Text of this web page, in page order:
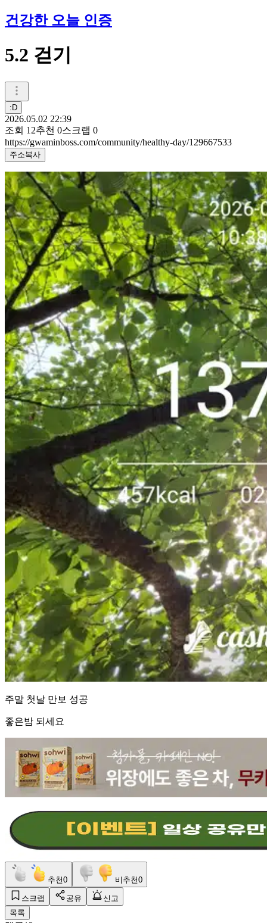
건강한 오늘 인증
5.2 걷기
:D
2026.05.02 22:39
조회 12추천 0스크랩 0
https://gwaminboss.com/community/healthy-day/129667533
주소복사
주말 첫날 만보 성공
좋은밤 되세요
추천0 비추천0
스크랩 공유
신고
목록